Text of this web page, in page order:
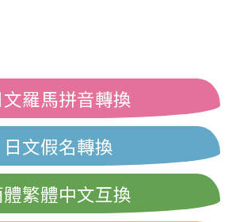
文羅馬拼音轉換
日文假名轉換
繁體中文互換